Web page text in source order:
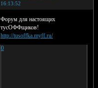
16:13:52
Форум для настоящих
тусОФФщиков!
http://tusoffka.myff.ru/
0